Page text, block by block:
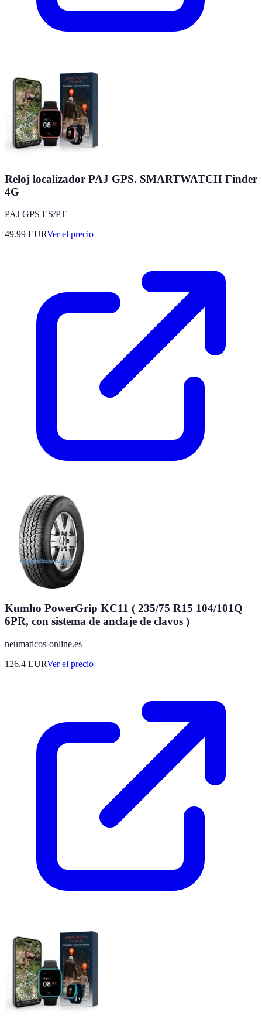
Reloj localizador PAJ GPS. SMARTWATCH Finder
4G
PAJ GPS ES/PT
49.99 EURVer el precio
Kumho PowerGrip KC11 ( 235/75 R15 104/101Q
6PR, con sistema de anclaje de clavos )
neumaticos-online.es
126.4 EURVer el precio